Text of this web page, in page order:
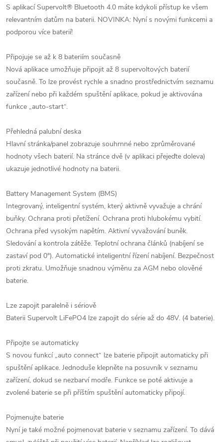
S aplikací Supervolt® Bluetooth 4.0 máte kdykoli přístup ke všem
relevantním datům na baterii. NOVINKA: Nyní s novými funkcemi a
podporou více baterií!
Připojuje se až k 8 bateriím současně
Nová aplikace umožňuje připojit až 8 supervoltových baterií
současně. To lze provést rychle a snadno prostřednictvím seznamu
zařízení nebo při každém spuštění aplikace, pokud je aktivována
funkce „auto-start“.
Přehledná palubní deska
Hlavní stránka/panel zobrazuje souhrnné nebo zprůměrované
hodnoty všech baterií. Na stránce dvě (v aplikaci přejeďte doleva)
ukazuje jednotlivé hodnoty na baterii.
Battery Management System (BMS)
Integrovaný, inteligentní systém, který aktivně vyvažuje a chrání
buňky. Ochrana proti přetížení. Ochrana proti hlubokému vybití.
Ochrana před vysokým napětím. Aktivní vyvažování buněk.
Sledování a kontrola zátěže. Teplotní ochrana článků (nabíjení se
zastaví pod 0°). Automatické inteligentní řízení nabíjení. Bezpečnost
proti zkratu. Umožňuje snadnou výměnu za AGM nebo olověné
baterie.
Lze zapojit paralelně i sériově
Baterii Supervolt LiFePO4 lze zapojit do série až do 48V. (4 baterie).
Připojte se automaticky
S novou funkcí „auto connect“ lze baterie připojit automaticky při
spuštění aplikace. Jednoduše klepněte na posuvník v seznamu
zařízení, dokud se nezbarví modře. Funkce se poté aktivuje a
zvolené baterie se při příštím spuštění automaticky připojí.
Pojmenujte baterie
Nyní je také možné pojmenovat baterie v seznamu zařízení. To dává